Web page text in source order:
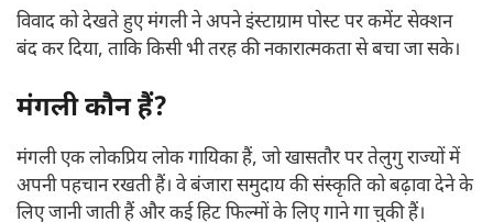
विवाद को देखते हुए मंगली ने अपने इंस्टाग्राम पोस्ट पर कमेंट सेक्शन
बंद कर दिया, ताकि किसी भी तरह की नकारात्मकता से बचा जा सके।
मंगली कौन हैं?
मंगली एक लोकप्रिय लोक गायिका हैं, जो खासतौर पर तेलुगु राज्यों में
अपनी पहचान रखती हैं। वे बंजारा समुदाय की संस्कृति को बढ़ावा देने के
लिए जानी जाती हैं और कई हिट फिल्मों के लिए गाने गा चुकी हैं।